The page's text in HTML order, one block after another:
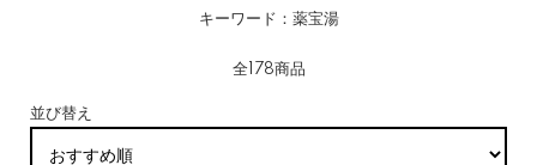
キーワード：薬宝湯
全178商品
並び替え